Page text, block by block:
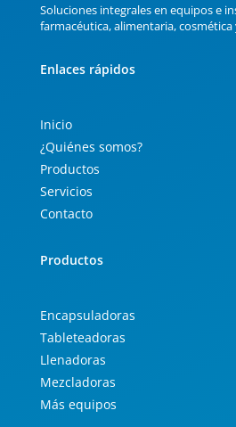
Soluciones integrales en equipos e
farmacéutica, alimentaria,
Enlaces rápidos
Inicio
¿Quiénes somos?
Productos
Servicios
Contacto
Productos
Encapsuladoras
Tableteadoras
Llenadoras
Mezcladoras
Más equipos